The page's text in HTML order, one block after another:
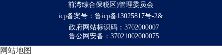
前湾综合保税区)管理委员会
icp备案号：鲁icp备13025817号-2&
政府网站标识码：3702000007
鲁公网安备：37021002000075
网站地图